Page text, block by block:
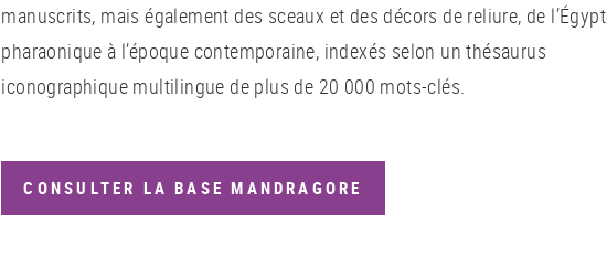
manuscrits, mais également des sceaux et des décors de reliure, de
pharaonique à l’époque contemporaine, indexés selon un thésaurus
iconographique multilingue de plus de 20 000 mots-clés.
CONSULTER LA BASE MANDRAGORE